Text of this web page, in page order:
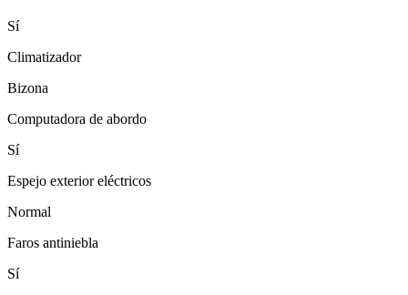
Sí
Climatizador
Bizona
Computadora de abordo
Sí
Espejo exterior eléctricos
Normal
Faros antiniebla
Sí